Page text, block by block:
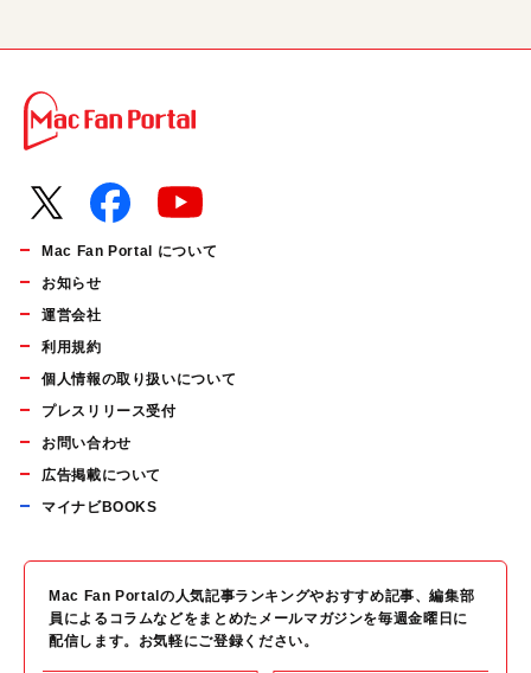
Mac Fan Portal について
お知らせ
運営会社
利用規約
個人情報の取り扱いについて
プレスリリース受付
お問い合わせ
広告掲載について
マイナビBOOKS
Mac Fan Portalの人気記事ランキングやおすすめ記事、編集部
員によるコラムなどをまとめたメールマガジンを毎週金曜日に
配信します。お気軽にご登録ください。